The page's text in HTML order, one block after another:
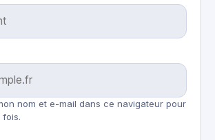
nom et e-mail dans ce navigateur pour